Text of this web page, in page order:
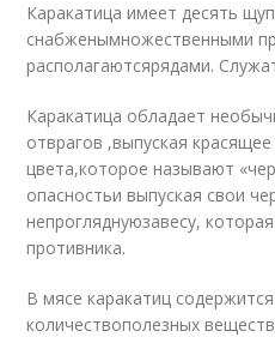
Каракатица имеет десять
снабженымножественными
располагаютсярядами.
Каракатица обладает
отврагов ,выпуская
цвета,которое называют
опасностьи выпуская свои
непрогляднуюзавесу,
противника.
В мясе каракатиц
количествополезных